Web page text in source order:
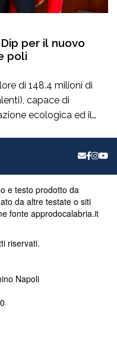
per il nuovo
poli
di 148.4 milioni di
capace di
ecologica ed il
per la città di
fuori anche dalla
Nel
e testo prodotto da
da altre testate o siti
fonte approdocalabria.it
riservati.
Napoli